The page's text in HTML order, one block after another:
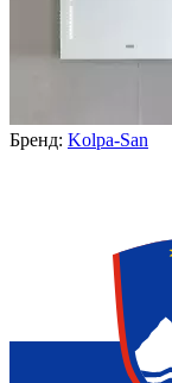
Бренд: Kolpa-San